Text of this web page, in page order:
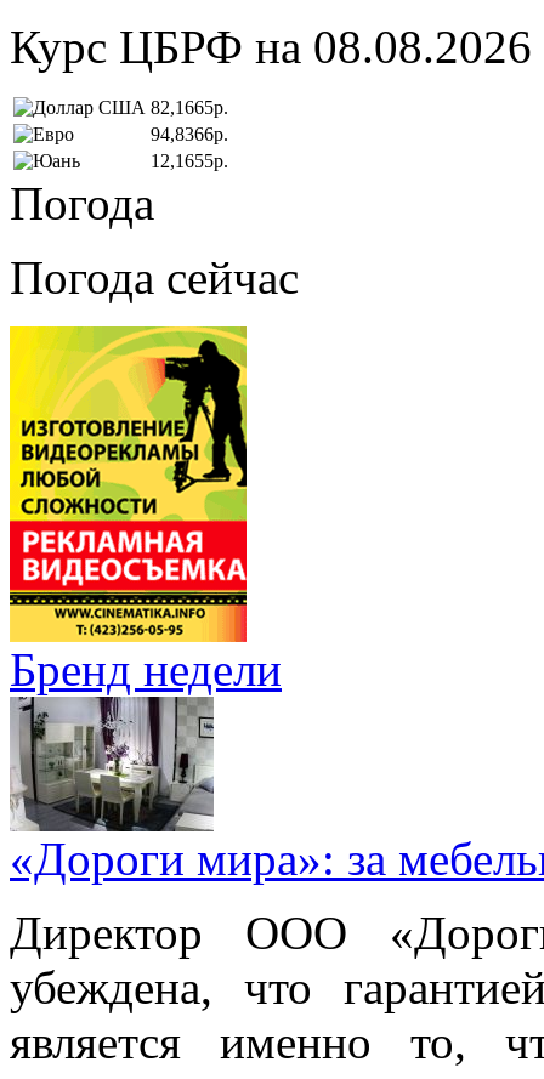
Курс ЦБРФ на 08.08.2026
82,1665р.
94,8366р.
12,1655р.
Погода
Погода сейчас
Бренд недели
«Дороги мира»: за
Директор ООО
убеждена, что
является именно то,